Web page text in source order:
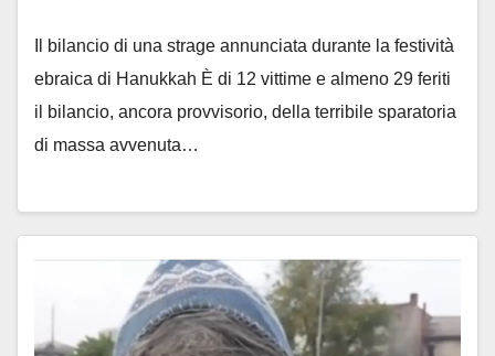
Il bilancio di una strage annunciata durante la festività
ebraica di Hanukkah È di 12 vittime e almeno 29 feriti
il bilancio, ancora provvisorio, della terribile sparatoria
di massa avvenuta…